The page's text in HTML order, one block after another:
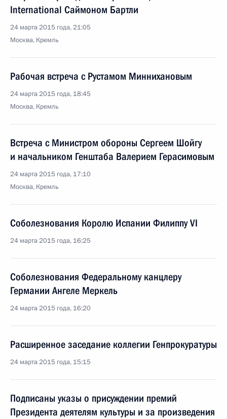
International Саймоном Бартли
24 марта 2015 года, 21:05
Москва, Кремль
Рабочая встреча с Рустамом Миннихановым
24 марта 2015 года, 18:45
Москва, Кремль
Встреча с Министром обороны Сергеем Шойгу
и начальником Генштаба Валерием Герасимовым
24 марта 2015 года, 17:10
Москва, Кремль
Соболезнования Королю Испании Филиппу VI
24 марта 2015 года, 16:25
Соболезнования Федеральному канцлеру
Германии Ангеле Меркель
24 марта 2015 года, 16:20
Расширенное заседание коллегии Генпрокуратуры
24 марта 2015 года, 15:15
Подписаны указы о присуждении премий
Президента деятелям культуры и за произведения